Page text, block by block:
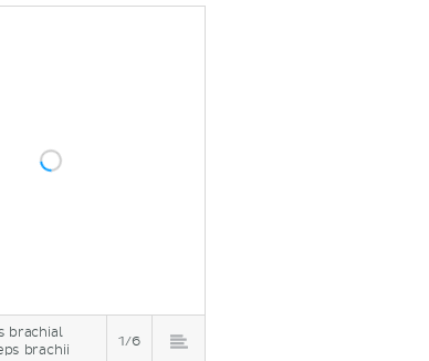
brachial
brachii
1/6